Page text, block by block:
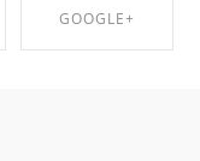
GOOGLE+